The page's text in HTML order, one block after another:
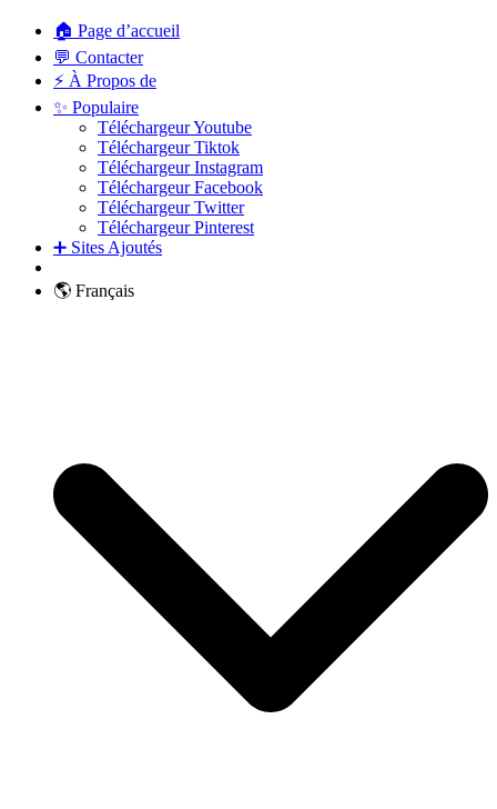
🏠 Page d’accueil
💬 Contacter
⚡ À Propos de
✨ Populaire
Téléchargeur Youtube
Téléchargeur Tiktok
Téléchargeur Instagram
Téléchargeur Facebook
Téléchargeur Twitter
Téléchargeur Pinterest
➕ Sites Ajoutés
🌎 Français